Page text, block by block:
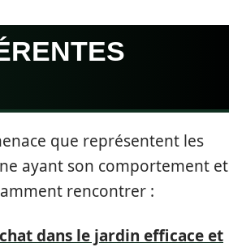
que représentent les
ayant son comportement et
rencontrer :
dans le jardin efficace et